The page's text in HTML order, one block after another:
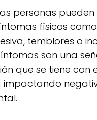
personas pueden
físicos como
temblores o
son una
que se tiene con
impactando